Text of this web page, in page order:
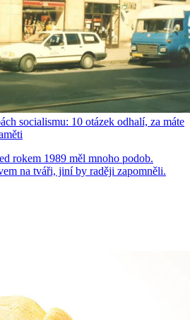
socialismu: 10 otázek odhalí, za máte
rokem 1989 měl mnoho podob.
na tváři, jiní by raději zapomněli.